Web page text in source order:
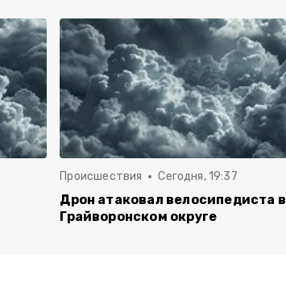
Происшествия Сегодня, 19:37
Дрон атаковал велосипедиста в
Грайворонском округе